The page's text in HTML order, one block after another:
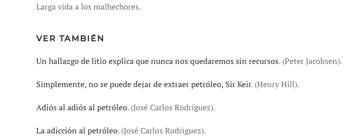
Larga vida a los malhechores.
VER TAMBIÉN
Un hallazgo de litio explica que nunca nos quedaremos sin recursos. (Peter Jacobsen).
Simplemente, no se puede dejar de extraer petróleo, Sir Keir. (Henry Hill).
Adiós al adiós al petróleo. (José Carlos Rodríguez).
La adicción al petróleo. (José Carlos Rodríguez).